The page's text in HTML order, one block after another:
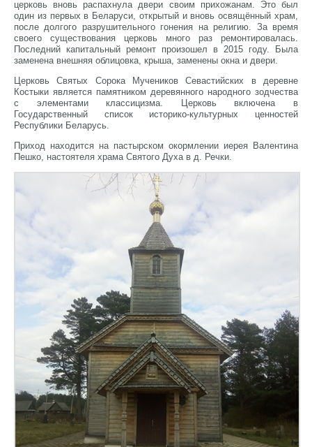
церковь вновь распахнула двери своим прихожанам. Это был
один из первых в Беларуси, открытый и вновь освящённый храм,
после долгого разрушительного гонения на религию. За время
своего существования церковь много раз ремонтировалась.
Последний капитальный ремонт произошел в 2015 году. Была
заменена внешняя облицовка, крыша, заменены окна и двери.
Церковь Святых Сорока Мучеников Севастийских в деревне
Костыки является памятником деревянного народного зодчества
с элементами классицизма. Церковь включена в
Государственный список историко-культурных ценностей
Республики Беларусь.
Приход находится на пастырском окормлении иерея Валентина
Пешко, настоятеля храма Святого Духа в д. Речки.